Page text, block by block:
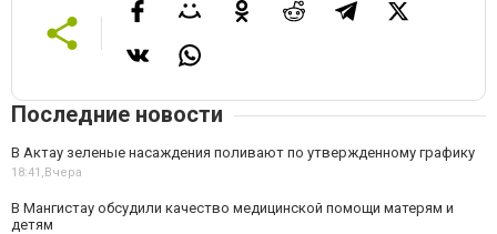
Последние новости
В Актау зеленые насаждения поливают по утвержденному графику
18:41,Вчера
В Мангистау обсудили качество медицинской помощи матерям и
детям